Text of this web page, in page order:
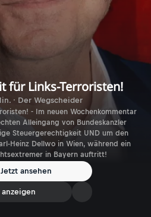
für Links-Terroristen!
· Der Wegscheider
- Im neuen Wochenkommentar
Alleingang von Bundeskanzler
Steuergerechtigkeit UND um den
Heinz Dellwo in Wien, während ein
in Bayern auftritt!
Jetzt ansehen